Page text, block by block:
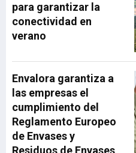
para garantizar la
conectividad en
verano
Envalora garantiza a
las empresas el
cumplimiento del
Reglamento Europeo
de Envases y
Residuos de Envases